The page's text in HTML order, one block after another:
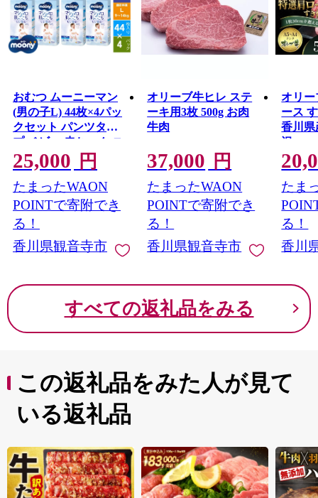
おむつ ムーニーマン
(男の子L) 44枚×4パッ
クセット パンツタイ
プ ベビー 赤ちゃん ユ
ニ・チャーム
25,000 円
たまったWAON
POINTで寄附でき
る！
香川県観音寺市
オリーブ牛ヒレ ステ
ーキ用3枚 500g お肉
牛肉
37,000 円
たまったWAON
POINTで寄附でき
る！
香川県観音寺市
オリー
ース
香川県
沢
たま
る！
香川
すべての返礼品をみる
この返礼品をみた人が見て
いる返礼品